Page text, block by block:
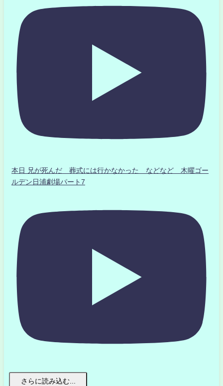
本日 兄が死んだ 葬式には行かなかった などなど 木曜ゴー
ルデン日浦劇場パート7
さらに読み込む...